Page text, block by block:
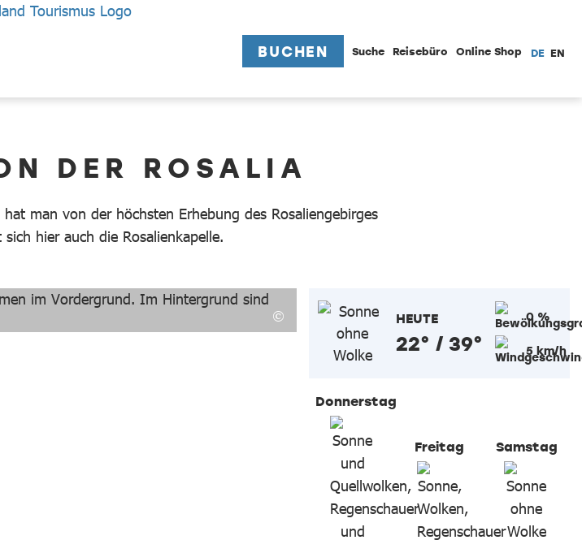
BUCHEN Suche Reisebüro Online Shop DE EN
DER ROSALIA
man von der höchsten Erhebung des Rosaliengebirges
hier auch die Rosalienkapelle.
HEUTE
22° / 39°
0 %
5 km/h
Donnerstag
Freitag Samstag